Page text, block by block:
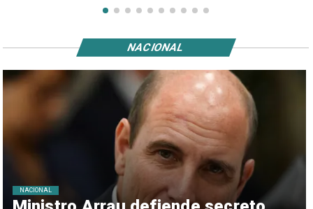
NACIONAL
NACIONAL